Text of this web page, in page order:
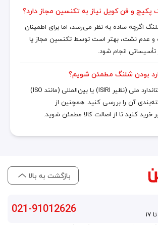
و فن کویل نیاز به تکنسین مجاز دارد؟
اگرچه ساده به نظر می‌رسد، اما برای اطمینان
و عدم نشت، بهتر است توسط تکنسین مجاز یا
تأسیساتی انجام شود.
بودن شلنگ مطمئن شویم؟
برچسب یا حک استاندارد ملی (نظیر ISIRI) یا بین‌المللی (مانند ISO)
آن را بررسی کنید. همچنین از
خرید کنید تا از اصالت کالا مطمئن شوید.
بازگشت به بالا
021-91012626